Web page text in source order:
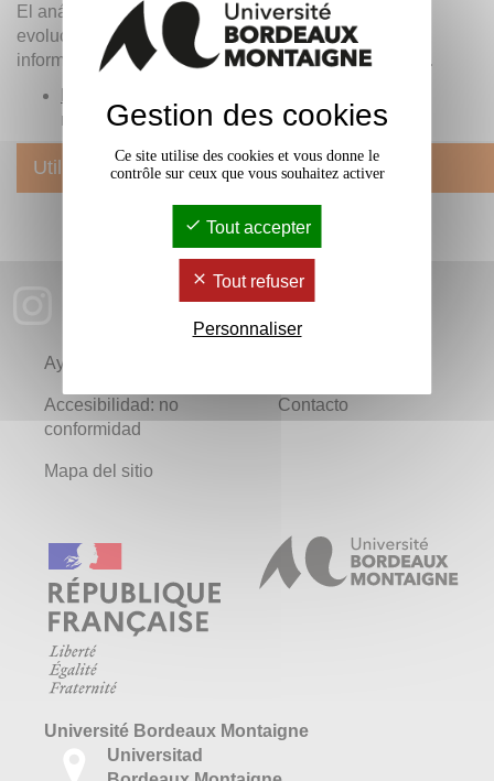
El análisis de los datos recogidos nos permite hacer
evolucionar la presentación y la organización de la
información para responder mejor a sus expectativas.
mejora de este servicio.
Utilización de cookies
Ayuda
Accesibilidad: no
conformidad
Mapa del sitio
Contacto
Université Bordeaux Montaigne
Universitad
Gestion des cookies
Ce site utilise des cookies et vous donne le
contrôle sur ceux que vous souhaitez activer
Tout accepter
Tout refuser
Personnaliser